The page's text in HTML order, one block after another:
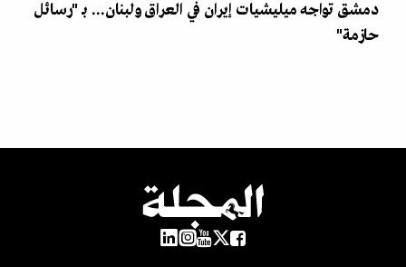
دمشق تواجه ميليشيات إيران في العراق ولبنان... بـ "رسائل
حازمة"